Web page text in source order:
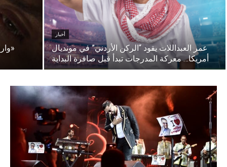
أخبار
عمر العبداللات يقود “الركن الأردني” في مونديال
أمريكا… معركة المدرجات تبدأ قبل صافرة البداية